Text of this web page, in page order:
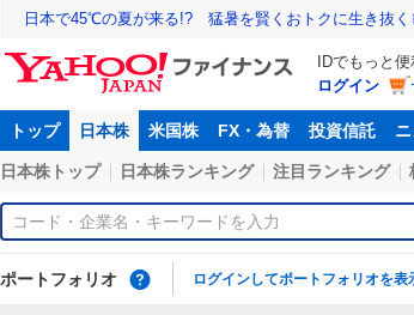
日本で45℃の夏が来る!? 猛暑を賢くおトクに生き抜く
IDでもっと
ログイン
トップ 日本株 米国株 FX・為替 投資信託
日本株トップ 日本株ランキング 注目ランキング
ポートフォリオ ログインしてポートフォリオを表